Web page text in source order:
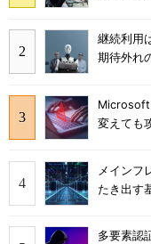
継続利用
期待外れ
変えても
メインフ
たき出す
多要素認